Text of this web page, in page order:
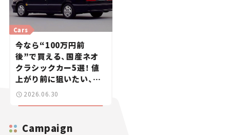
Cars
今なら“100万円前
後”で買える、国産ネオ
クラシックカー5選！ 値
上がり前に狙いたい、中
古車探しをお手伝い――ちょ
2026.06.30
Campaign